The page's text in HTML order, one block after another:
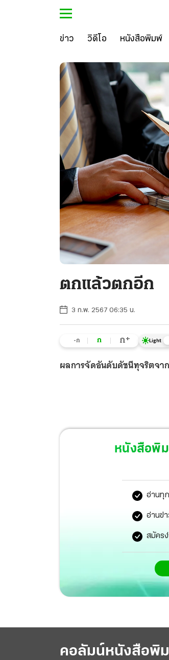
ข่าว วิดีโอ หนังสือพิมพ์
ตกแล้วตกอีก
3 ก.พ. 2567 06:35 น.
-ก ก ก+ Light
ผลการจัดอันดับดัชนีทุจริตจาก
หนังสือพิ
อ่านทุ
อ่านข่
สมัคร
คอลัมน์หนังสือพิ